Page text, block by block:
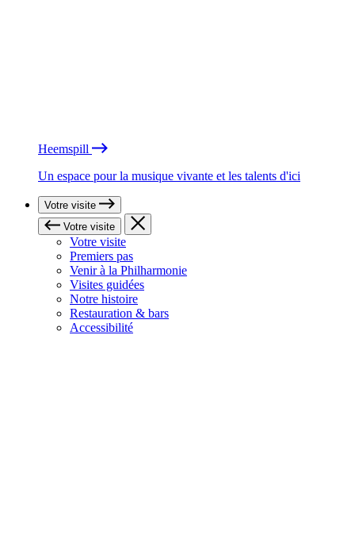
Heemspill
Un espace pour la musique vivante et les talents d'ici
Votre visite
Votre visite
Votre visite
Premiers pas
Venir à la Philharmonie
Visites guidées
Notre histoire
Restauration & bars
Accessibilité